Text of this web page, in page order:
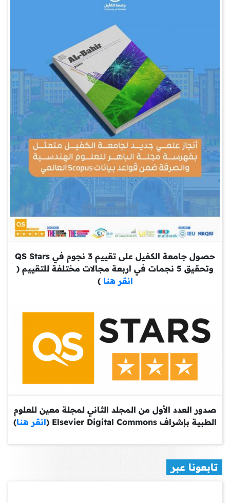
حصول جامعة الكفيل على تقييم 3 نجوم في QS Stars
وتحقيق 5 نجمات في اربعة مجالات مختلفة للتقييم (
انقر هنا)
صدور العدد الأول من المجلد الثاني لمجلة معين للعلوم
الطبية بإشراف Elsevier Digital Commons (
انقر هنا)
تابعونا عبر